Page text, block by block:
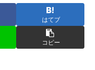
はてブ
コピー